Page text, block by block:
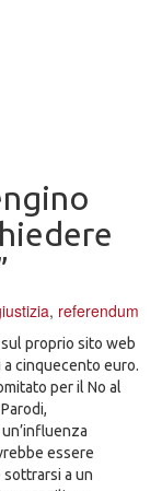
, referendum
proprio sito web
cinquecento euro.
per il No al
essere
a un